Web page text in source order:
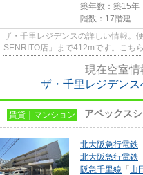
築年数：築15年
階数：17階建
ザ・千里レジデンスの詳しい情報。
SENRITO店」まで412mです。こち
現在空室情
ザ・千里レジデン
賃貸｜マンション アペックス
北大阪急行電鉄
北大阪急行電鉄
阪急千里線 「 山